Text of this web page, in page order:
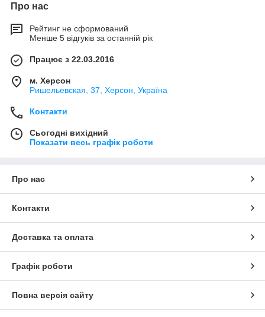
Про нас
Рейтинг не сформований
Менше 5 відгуків за останній рік
Працює з 22.03.2016
м. Херсон
Ришельевская, 37, Херсон, Україна
Контакти
Сьогодні вихідний
Показати весь графік роботи
Про нас
Контакти
Доставка та оплата
Графік роботи
Повна версія сайту